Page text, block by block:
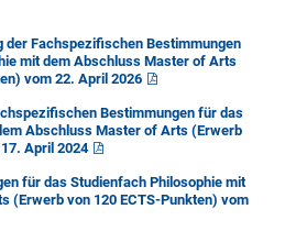
der Fachspezifischen Bestimmungen
mit dem Abschluss Master of Arts
vom 22. April 2026
Bestimmungen für das
Abschluss Master of Arts (Erwerb
April 2024
für das Studienfach Philosophie mit
(Erwerb von 120 ECTS-Punkten) vom